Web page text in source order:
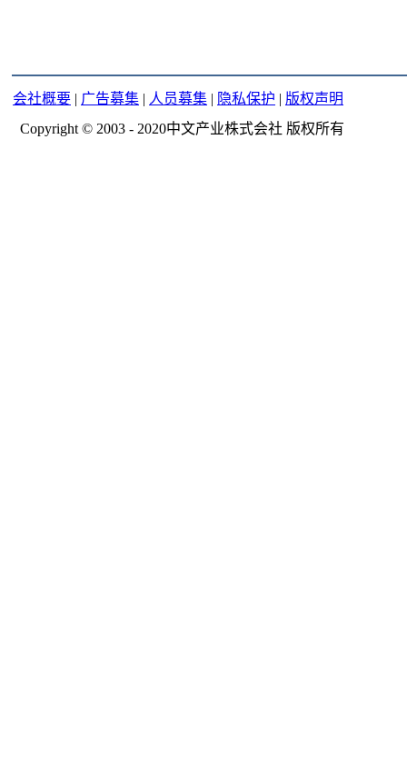
会社概要 | 广告募集 | 人员募集 | 隐私保护 | 版权声明
Copyright © 2003 - 2020中文产业株式会社 版权所有